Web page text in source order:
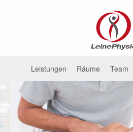
Leistungen Räume Team